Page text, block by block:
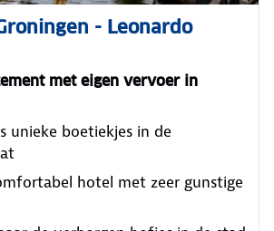
- Leonardo
met eigen vervoer in
unieke boetiekjes in de
hotel met zeer gunstige